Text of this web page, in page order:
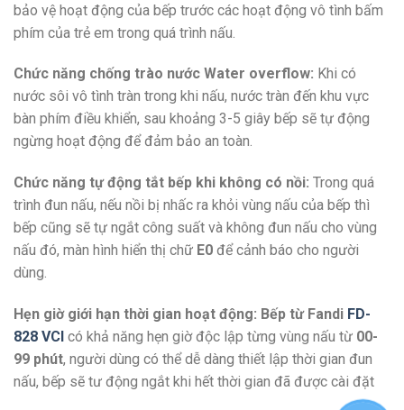
bảo vệ hoạt động của bếp trước các hoạt động vô tình bấm
phím của trẻ em trong quá trình nấu.
Chức năng chống trào nước Water overflow: Khi có
nước sôi vô tình tràn trong khi nấu, nước tràn đến khu vực
bàn phím điều khiển, sau khoảng 3-5 giây bếp sẽ tự động
ngừng hoạt động để đảm bảo an toàn.
Chức năng tự động tắt bếp khi không có nồi: Trong quá
trình đun nấu, nếu nồi bị nhấc ra khỏi vùng nấu của bếp thì
bếp cũng sẽ tự ngắt công suất và không đun nấu cho vùng
nấu đó, màn hình hiển thị chữ E0 để cảnh báo cho người
dùng.
Hẹn giờ giới hạn thời gian hoạt động: Bếp từ Fandi FD-
828 VCI có khả năng hẹn giờ độc lập từng vùng nấu từ 00-
99 phút, người dùng có thể dễ dàng thiết lập thời gian đun
nấu, bếp sẽ tư động ngắt khi hết thời gian đã được cài đặt